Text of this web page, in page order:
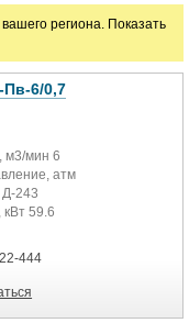
региона. Показать
6/0,7
м3/мин 6
атм
Д-243
59.6
444